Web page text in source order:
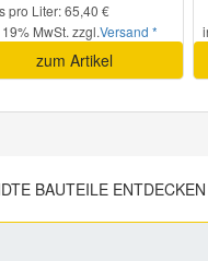
pro Liter: 65,40 €
MwSt. zzgl.Versand *
zum Artikel
BAUTEILE ENTDECKEN